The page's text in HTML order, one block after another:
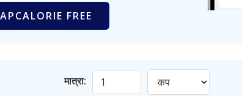
FREE
मात्रा: